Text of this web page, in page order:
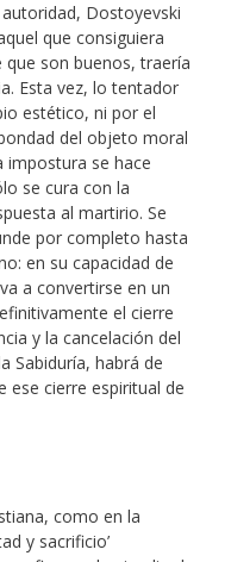
Dostoyevski
que consiguiera
son buenos, traería
Esta vez, lo tentador
estético, ni por el
del objeto moral
impostura se hace
se cura con la
al martirio. Se
por completo hasta
en su capacidad de
a convertirse en un
el cierre
y la cancelación del
Sabiduría, habrá de
ese cierre espiritual de
como en la
y sacrificio’